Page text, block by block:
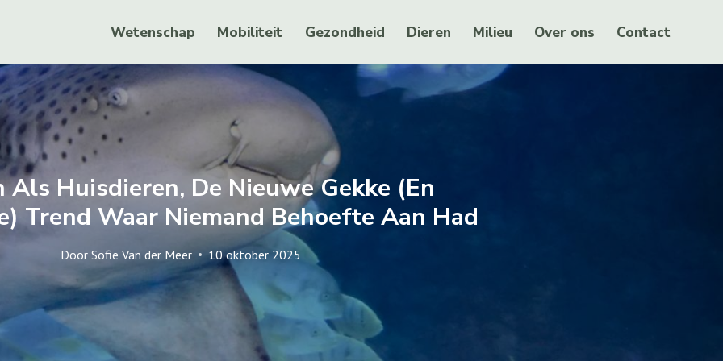
Wetenschap Mobiliteit Gezondheid Dieren Milieu Over ons Contact
Als Huisdieren, De Nieuwe Gekke (en
Trend Waar Niemand Behoefte Aan Had
Door Sofie Van der Meer 10 oktober 2025